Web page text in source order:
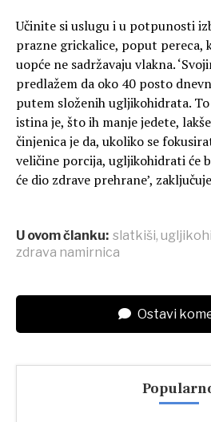
Učinite si uslugu i u potpunosti
prazne grickalice, poput pereca,
uopće ne sadržavaju vlakna.
predlažem da oko 40 posto
putem složenih ugljikohidrata.
istina je, što ih manje jedete,
činjenica je da, ukoliko se
veličine porcija, ugljikohidrati će
će dio zdrave prehrane’,
U ovom članku: slatkiši,
zdrava namirnica
Ostavi